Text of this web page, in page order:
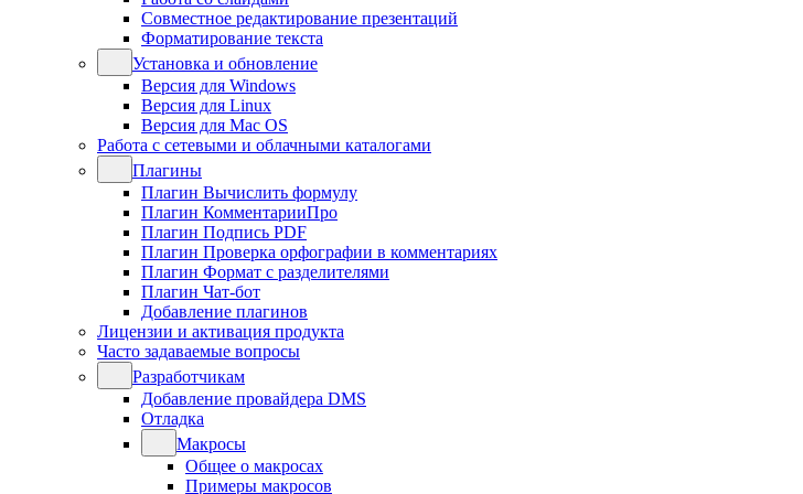
Совместное редактирование презентаций
Форматирование текста
Установка и обновление
Версия для Windows
Версия для Linux
Версия для Mac OS
Работа с сетевыми и облачными каталогами
Плагины
Плагин Вычислить формулу
Плагин КомментарииПро
Плагин Подпись PDF
Плагин Проверка орфографии в комментариях
Плагин Формат с разделителями
Плагин Чат-бот
Добавление плагинов
Лицензии и активация продукта
Часто задаваемые вопросы
Разработчикам
Добавление провайдера DMS
Отладка
Макросы
Общее о макросах
Примеры макросов